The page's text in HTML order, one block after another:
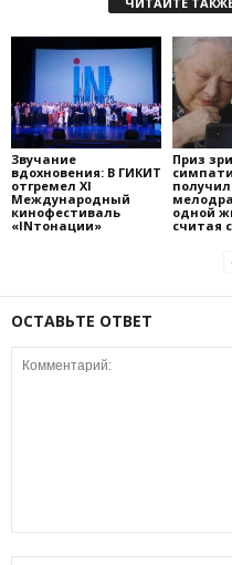
Звучание
вдохновения: В ГИКИТ
отгремел XI
Международный
кинофестиваль
«INтонации»
Приз
одной
считая
ОСТАВЬТЕ ОТВЕТ